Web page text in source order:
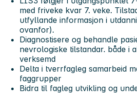
med friveke kvar 7. veke.
utfyllande informasjon i
ovanfor).
Diagnostisere og behandle
nevrologiske tilstandar. både i
verksemd
Delta i tverrfagleg samarbeid
faggrupper
Bidra til fagleg utvikling og